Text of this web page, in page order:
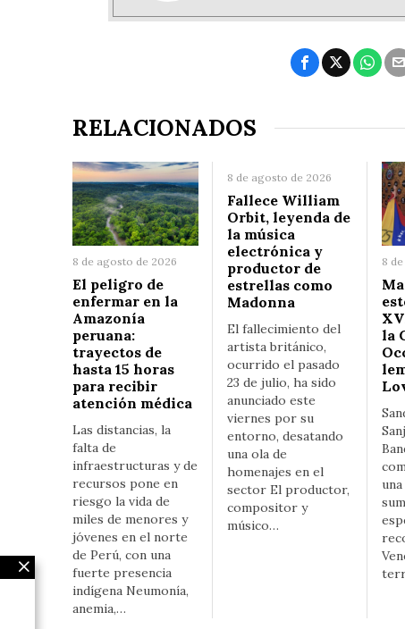
RELACIONADOS
8 de agosto de 2026
El peligro de
enfermar en la
Amazonía
peruana:
trayectos de
hasta 15 horas
para recibir
atención médica
Las distancias, la
falta de
infraestructuras y de
recursos pone en
riesgo la vida de
miles de menores y
jóvenes en el norte
de Perú, con una
fuerte presencia
indígena Neumonía,
anemia,…
8 de agosto de 2026
Fallece William
Orbit, leyenda de
la música
electrónica y
productor de
estrellas como
Madonna
El fallecimiento del
artista británico,
ocurrido el pasado
23 de julio, ha sido
anunciado este
viernes por su
entorno, desatando
una ola de
homenajes en el
sector El productor,
compositor y
músico…
8
la